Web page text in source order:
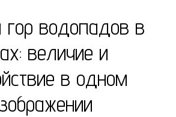
гор водопадов в
величие и
в одном